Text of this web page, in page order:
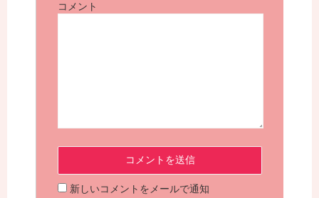
コメント
新しいコメントをメールで通知